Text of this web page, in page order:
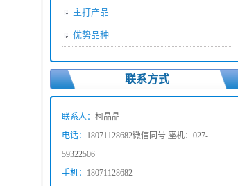
主打产品
优势品种
联系方式
联系人： 柯晶晶
电话： 18071128682微信同号 座机：027-
59322506
手机： 18071128682